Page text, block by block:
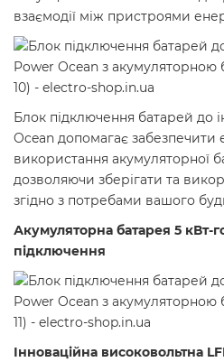
взаємодії між пристроями
Блок підключення батарей до
Ocean допомагає забезпечити
використання акумуляторної
дозволяючи зберігати та
згідно з потребами вашого
Акумуляторна батарея 5 кВт-
підключення
Інноваційна високовольтна